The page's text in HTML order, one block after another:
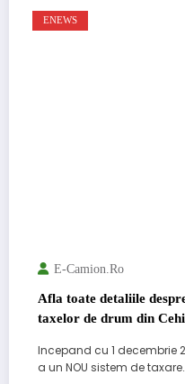
ENEWS
E-Camion.ro
Afla toate detaliile
taxelor de drum din
Incepand cu 1 decembrie
a un NOU sistem de